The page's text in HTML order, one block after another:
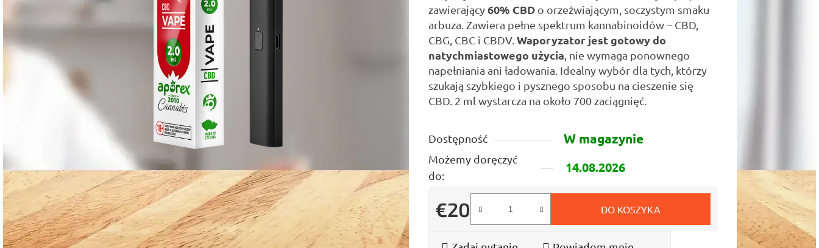
zawierający60% CBD o orzeźwiającym, soczystym smaku
arbuza. Zawiera pełne spektrum kannabinoidów – CBD,
CBG, CBC i CBDV.Waporyzator jest gotowy do
natychmiastowego użycia , nie wymaga ponownego
napełniania ani ładowania. Idealny wybór dla tych, którzy
szukają szybkiego i pysznego sposobu na cieszenie się
CBD. 2 ml wystarcza na około 700 zaciągnięć.
Dostępność W magazynie
Możemy doręczyć
do:
14.08.2026
€20
Cena jednostkowa:
DO KOSZYKA